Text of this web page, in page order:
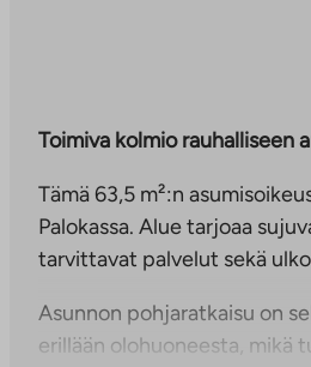
Toimiva kolmio rauhalliseen
Tämä 63,5 m²:n
Palokassa. Alue tarjoaa
tarvittavat palvelut sekä
Asunnon pohjaratkaisu on
erillään olohuoneesta, mikä